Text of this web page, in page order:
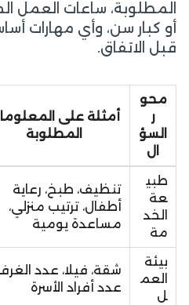
المطلوبة، ساعات العمل
أو كبار سن، وأي مهارات
قبل الاتفاق.
محو
ر
السؤ
ال
أمثلة على
المطلوبة
طبي
عة
الخد
مة
تنظيف، طبخ، رعاية
أطفال، ترتيب منزلي،
مساعدة يومية
بيئة
العم
ل
شقة، فيلا، عدد
عدد أفراد الأسرة